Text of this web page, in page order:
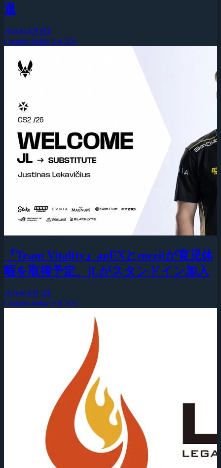
退
2026年8月8日
Counter-Strike 2 (CS2)
『Team Vitality』apEXとmeziiが育児休
暇を取得予定、jLがスタンドイン加入
2026年8月5日
Counter-Strike 2 (CS2)